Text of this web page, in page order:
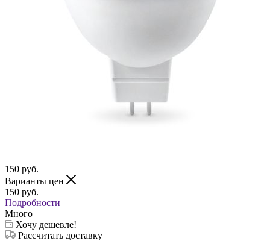
150 руб.
Варианты цен
150 руб.
Подробности
Много
Хочу дешевле!
Рассчитать доставку